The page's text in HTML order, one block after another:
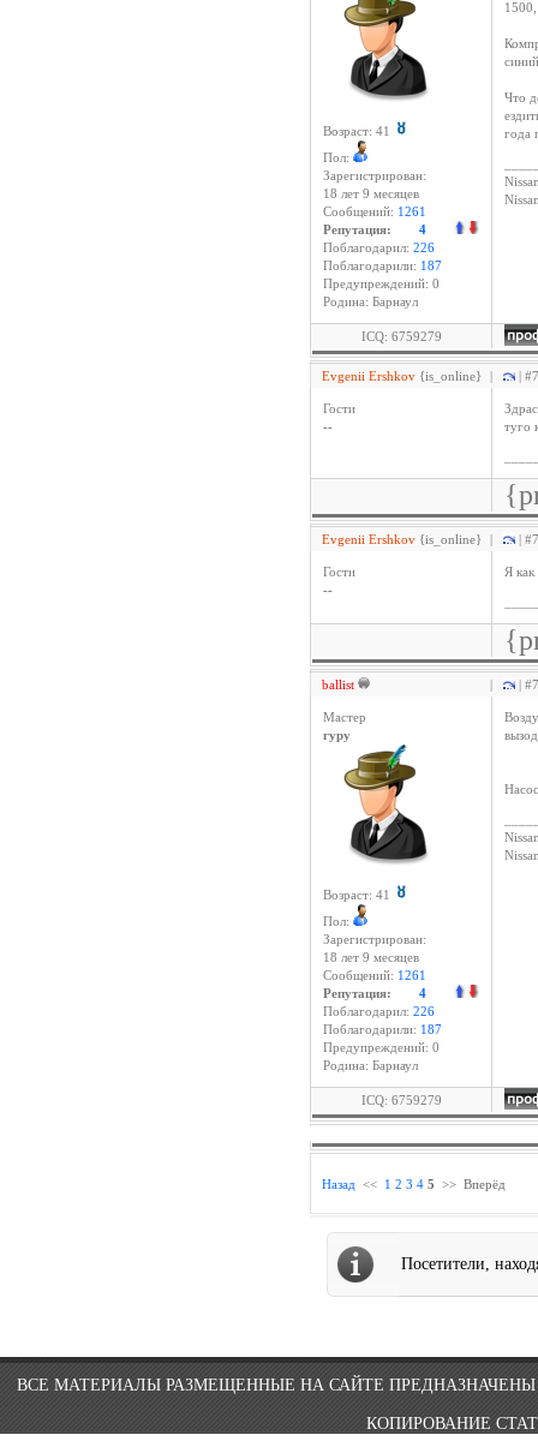
Возраст: 41
Пол:
Зарегистрирован:
18 лет 9 месяцев
Сообщений: 1261
Репутация: 4
Поблагодарил: 226
Поблагодарили: 187
Предупреждений: 0
Родина: Барнаул
Что
года
ICQ: 6759279
Evgenii Ershkov {is_online} | |
Гости
--
туго
Evgenii Ershkov {is_online} | |
Гости
--
Я
ballist | |
Мастер
гуру
Возраст: 41
Пол:
Зарегистрирован:
18 лет 9 месяцев
Сообщений: 1261
Репутация: 4
Поблагодарил: 226
Поблагодарили: 187
Предупреждений: 0
Родина: Барнаул
ICQ: 6759279
Назад << 1 2 3 4 5 >> Вперёд
Посетители,
ВСЕ МАТЕРИАЛЫ РАЗМЕЩЕННЫЕ НА САЙТЕ
КОПИРОВАНИЕ